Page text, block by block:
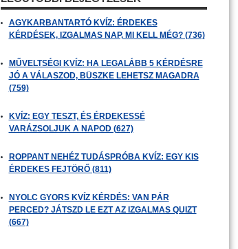
AGYKARBANTARTÓ KVÍZ: ÉRDEKES
KÉRDÉSEK, IZGALMAS NAP, MI KELL MÉG? (736)
MŰVELTSÉGI KVÍZ: HA LEGALÁBB 5 KÉRDÉSRE
JÓ A VÁLASZOD, BÜSZKE LEHETSZ MAGADRA
(759)
KVÍZ: EGY TESZT, ÉS ÉRDEKESSÉ
VARÁZSOLJUK A NAPOD (627)
ROPPANT NEHÉZ TUDÁSPRÓBA KVÍZ: EGY KIS
ÉRDEKES FEJTÖRŐ (811)
NYOLC GYORS KVÍZ KÉRDÉS: VAN PÁR
PERCED? JÁTSZD LE EZT AZ IZGALMAS QUIZT
(667)